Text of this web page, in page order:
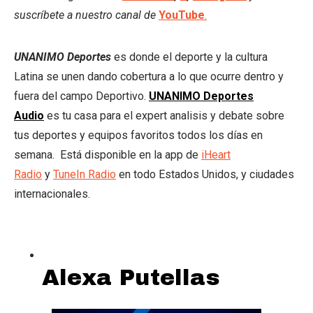
suscríbete a nuestro canal de YouTube.
UNANIMO Deportes es donde el deporte y la cultura
Latina se unen dando cobertura a lo que ocurre dentro y
fuera del campo Deportivo. UNANIMO Deportes
Audio es tu casa para el expert analisis y debate sobre
tus deportes y equipos favoritos todos los días en
semana. Está disponible en la app de iHeart
Radio y TuneIn Radio en todo Estados Unidos, y ciudades
internacionales.
Alexa Putellas